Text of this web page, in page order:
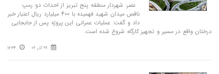
نصر: شهردار منطقه پنج تبریز از احداث دو رمپ
ناقص میدان شهید فهمیده با ۴۰۰ میلیارد ریال اعتبار خبر
داد و گفت: عملیات عمرانی این پروژه پس از جابجایی
درختان واقع در مسیر و تجهیز کارگاه شروع شده است.
99 آذر 09 16:34